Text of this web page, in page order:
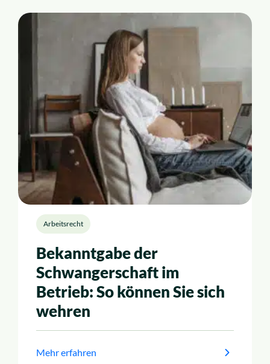
Arbeitsrecht
Bekanntgabe der
Schwangerschaft im
Betrieb: So können Sie sich
wehren
Mehr erfahren